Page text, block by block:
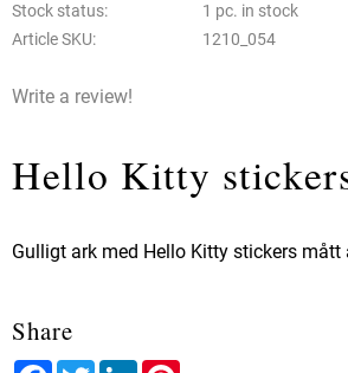
Stock status
1 pc. in stock
Article SKU
1210_054
Write a review!
Hello Kitty
Gulligt ark med Hello Kitty stickers mått
Share